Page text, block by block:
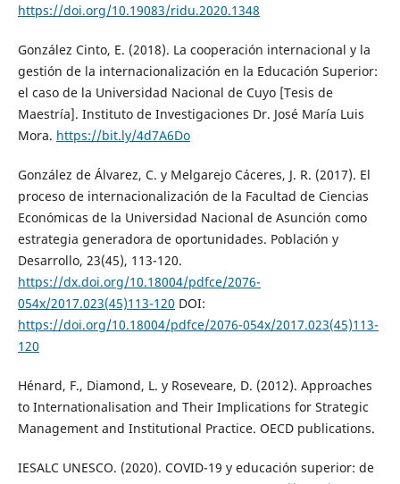
https://doi.org/10.19083/ridu.2020.1348
González Cinto, E. (2018). La cooperación internacional y la
gestión de la internacionalización en la Educación Superior:
el caso de la Universidad Nacional de Cuyo [Tesis de
Maestría]. Instituto de Investigaciones Dr. José María Luis
Mora. https://bit.ly/4d7A6Do
González de Álvarez, C. y Melgarejo Cáceres, J. R. (2017). El
proceso de internacionalización de la Facultad de Ciencias
Económicas de la Universidad Nacional de Asunción como
estrategia generadora de oportunidades. Población y
Desarrollo, 23(45), 113-120.
https://dx.doi.org/10.18004/pdfce/2076-
054x/2017.023(45)113-120 DOI:
https://doi.org/10.18004/pdfce/2076-054x/2017.023(45)113-
120
Hénard, F., Diamond, L. y Roseveare, D. (2012). Approaches
to Internationalisation and Their Implications for Strategic
Management and Institutional Practice. OECD publications.
IESALC UNESCO. (2020). COVID-19 y educación superior: de